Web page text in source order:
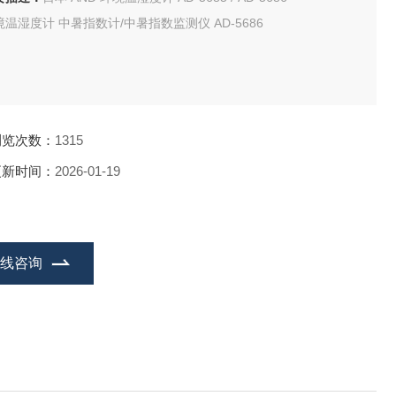
温湿度计 中暑指数计/中暑指数监测仪 AD-5686
次数： 1315
时间： 2026-01-19
咨询